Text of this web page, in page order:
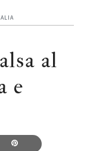
al
e